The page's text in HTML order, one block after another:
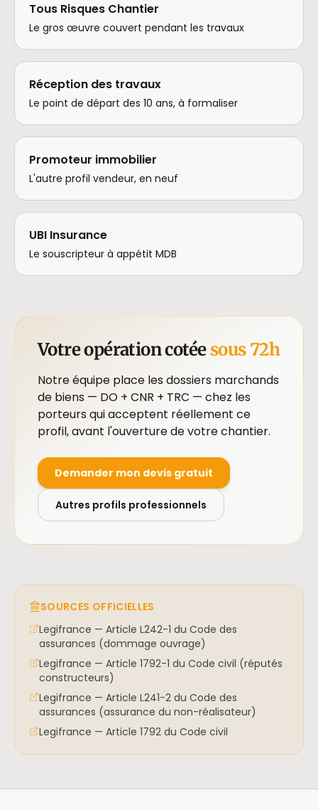
Tous Risques Chantier
Le gros œuvre couvert pendant les travaux
Réception des travaux
Le point de départ des 10 ans, à formaliser
Promoteur immobilier
L'autre profil vendeur, en neuf
UBI Insurance
Le souscripteur à appétit MDB
Votre opération cotéesous 72h
Notre équipe place les dossiers marchands
de biens — DO + CNR + TRC — chez les
porteurs qui acceptent réellement ce
profil, avant l'ouverture de votre chantier.
Demander mon devis gratuit
Autres profils professionnels
SOURCES OFFICIELLES
Legifrance — Article L242-1 du Code des
assurances (dommage ouvrage)
Legifrance — Article 1792-1 du Code civil (réputés
constructeurs)
Legifrance — Article L241-2 du Code des
assurances (assurance du non-réalisateur)
Legifrance — Article 1792 du Code civil